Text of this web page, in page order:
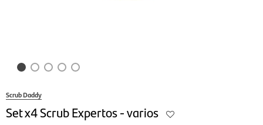
Scrub Daddy
Set x4 Scrub Expertos - varios